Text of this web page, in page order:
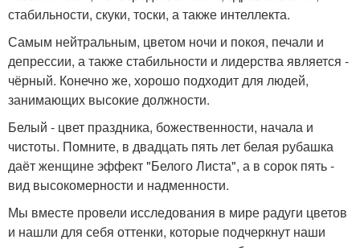
стабильности, скуки, тоски, а также интеллекта.
Самым нейтральным, цветом ночи и покоя, печали и
депрессии, а также стабильности и лидерства является -
чёрный. Конечно же, хорошо подходит для людей,
занимающих высокие должности.
Белый - цвет праздника, божественности, начала и
чистоты. Помните, в двадцать пять лет белая рубашка
даёт женщине эффект "Белого Листа", а в сорок пять -
вид высокомерности и надменности.
Мы вместе провели исследования в мире радуги цветов
и нашли для себя оттенки, которые подчеркнут наши